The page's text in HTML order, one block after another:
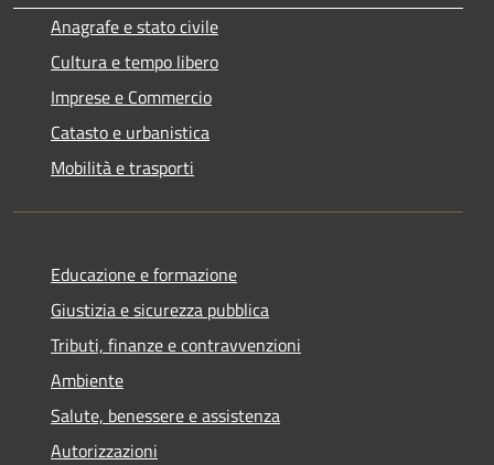
Anagrafe e stato civile
Cultura e tempo libero
Imprese e Commercio
Catasto e urbanistica
Mobilità e trasporti
Educazione e formazione
Giustizia e sicurezza pubblica
Tributi, finanze e contravvenzioni
Ambiente
Salute, benessere e assistenza
Autorizzazioni